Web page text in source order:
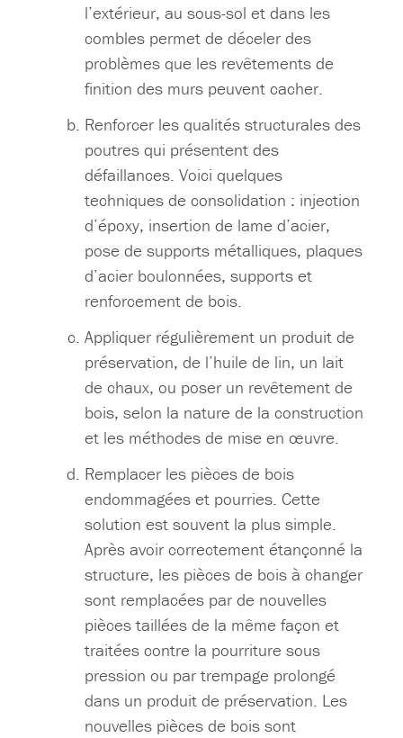
l’extérieur, au sous-sol et dans les
combles permet de déceler des
problèmes que les revêtements de
finition des murs peuvent cacher.
Renforcer les qualités structurales des
poutres qui présentent des
défaillances. Voici quelques
techniques de consolidation : injection
d’époxy, insertion de lame d’acier,
pose de supports métalliques, plaques
d’acier boulonnées, supports et
renforcement de bois.
Appliquer régulièrement un produit de
préservation, de l’huile de lin, un lait
de chaux, ou poser un revêtement de
bois, selon la nature de la construction
et les méthodes de mise en œuvre.
Remplacer les pièces de bois
endommagées et pourries. Cette
solution est souvent la plus simple.
Après avoir correctement étançonné la
structure, les pièces de bois à changer
sont remplacées par de nouvelles
pièces taillées de la même façon et
traitées contre la pourriture sous
pression ou par trempage prolongé
dans un produit de préservation. Les
nouvelles pièces de bois sont